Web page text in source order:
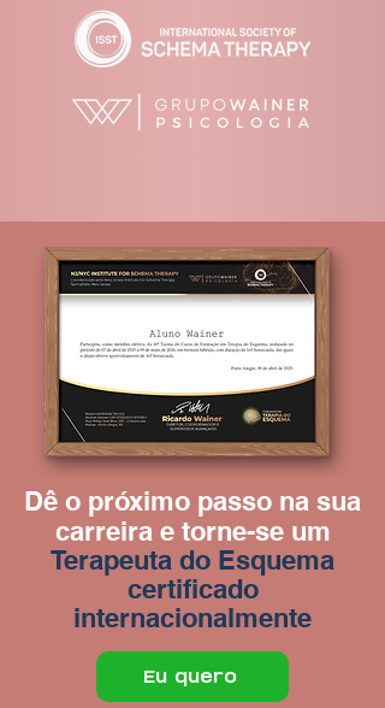
Dê o próximo passo na sua
carreira e torne-se um
Terapeuta do Esquema
certificado
internacionalmente
Eu quero